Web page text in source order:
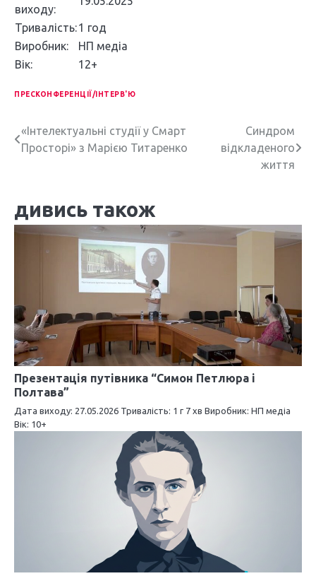
виходу:
Тривалість:1 год
Виробник:
НП медіа
Вік:
12+
ПРЕСКОНФЕРЕНЦІЇ/ІНТЕРВ'Ю
Н
і
г
і
я
з
а
п
«Інтелектуальні студії у Смарт
Просторі» з Марією Титаренко
Синдром
відкладеного
життя
дивись також
Презентація путівника “Симон Петлюра і
Полтава”
Дата виходу: 27.05.2026 Тривалість: 1 г 7 хв Виробник: НП медіа
Вік: 10+